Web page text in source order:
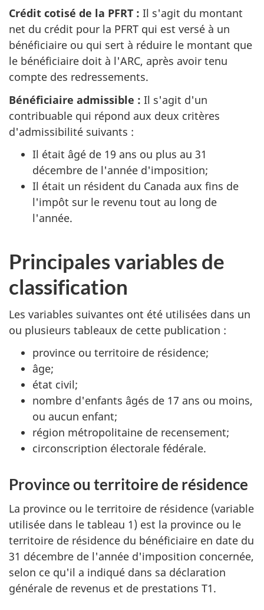
Crédit cotisé de la PFRT : Il s'agit du montant
net du crédit pour la PFRT qui est versé à un
bénéficiaire ou qui sert à réduire le montant que
le bénéficiaire doit à l'ARC, après avoir tenu
compte des redressements.
Bénéficiaire admissible : Il s'agit d'un
contribuable qui répond aux deux critères
d'admissibilité suivants :
Il était âgé de 19 ans ou plus au 31
décembre de l'année d'imposition;
Il était un résident du Canada aux fins de
l'impôt sur le revenu tout au long de
l'année.
Principales variables de
classification
Les variables suivantes ont été utilisées dans un
ou plusieurs tableaux de cette publication :
province ou territoire de résidence;
âge;
état civil;
nombre d'enfants âgés de 17 ans ou moins,
ou aucun enfant;
région métropolitaine de recensement;
circonscription électorale fédérale.
Province ou territoire de résidence
La province ou le territoire de résidence (variable
utilisée dans le tableau 1) est la province ou le
territoire de résidence du bénéficiaire en date du
31 décembre de l'année d'imposition concernée,
selon ce qu'il a indiqué dans sa déclaration
générale de revenus et de prestations T1.